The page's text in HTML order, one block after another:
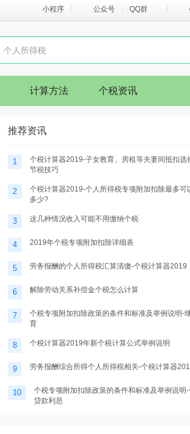
小程序 公众号 QQ群
计算方法 个税资讯
推荐资讯
1
个税计算器2019-子女教育、房租等夫妻间抵扣选
节税技巧
2
个税计算器2019-个人所得税专项附加扣除最多可
多少?
3 这几种情况收入可能不用缴纳个税
4 2019年个税专项附加扣除详细表
5 劳务报酬的个人所得税汇算清缴-个税计算器2019
6 解除劳动关系补偿金个税怎么计算
7
个税专项附加扣除政策的条件和标准及举例说明-
育
8 个税计算器2019年新个税计算公式举例说明
9 劳务报酬综合所得个人所得税相关-个税计算器
10
个税专项附加扣除政策的条件和标准及举例说明
贷款利息